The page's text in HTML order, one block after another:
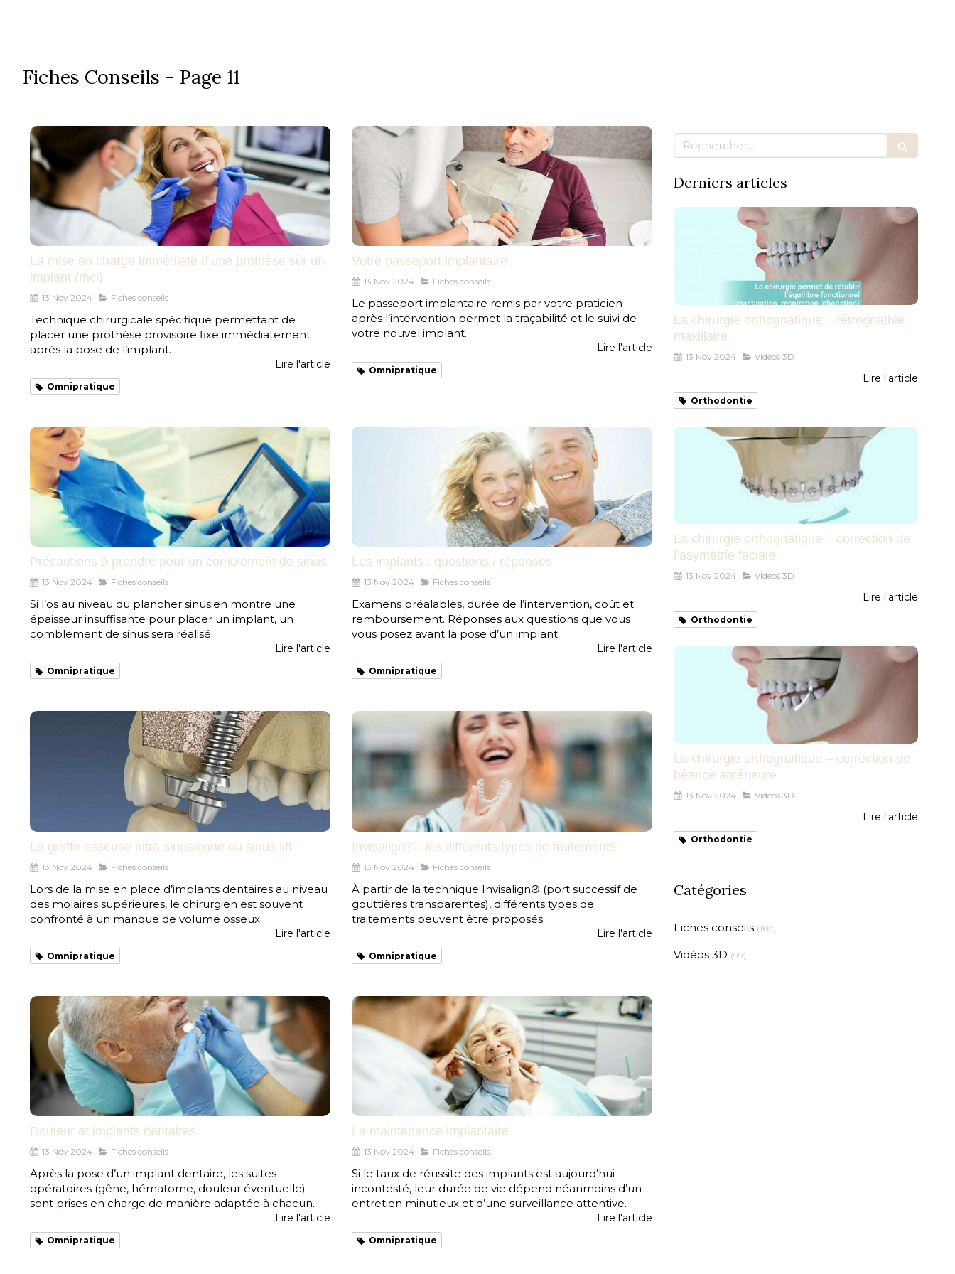
Fiches Conseils - Page 11
La mise en charge immédiate d’une prothèse sur un
implant (mci)
13 Nov 2024 Fiches conseils
Technique chirurgicale spécifique permettant de
placer une prothèse provisoire fixe immédiatement
après la pose de l’implant.
Lire l'article
Omnipratique
Votre passeport implantaire
13 Nov 2024 Fiches conseils
Le passeport implantaire remis par votre praticien
après l’intervention permet la traçabilité et le suivi de
votre nouvel implant.
Lire l'article
Omnipratique
Précautions à prendre pour un comblement de sinus
13 Nov 2024 Fiches conseils
Si l’os au niveau du plancher sinusien montre une
épaisseur insuffisante pour placer un implant, un
comblement de sinus sera réalisé.
Lire l'article
Omnipratique
Les implants : questions / réponses
13 Nov 2024 Fiches conseils
Examens préalables, durée de l’intervention, coût et
remboursement. Réponses aux questions que vous
vous posez avant la pose d’un implant.
Lire l'article
Omnipratique
La greffe osseuse intra sinusienne ou sinus lift
13 Nov 2024 Fiches conseils
Lors de la mise en place d’implants dentaires au niveau
des molaires supérieures, le chirurgien est souvent
confronté à un manque de volume osseux.
Lire l'article
Omnipratique
Invisalign® : les différents types de traitements
13 Nov 2024 Fiches conseils
À partir de la technique Invisalign® (port successif de
gouttières transparentes), différents types de
traitements peuvent être proposés.
Lire l'article
Omnipratique
Douleur et implants dentaires
13 Nov 2024 Fiches conseils
Après la pose d’un implant dentaire, les suites
opératoires (gêne, hématome, douleur éventuelle)
sont prises en charge de manière adaptée à chacun.
Lire l'article
Omnipratique
La maintenance implantaire
13 Nov 2024 Fiches conseils
Si le taux de réussite des implants est aujourd’hui
incontesté, leur durée de vie dépend néanmoins d’un
entretien minutieux et d’une surveillance attentive.
Lire l'article
Omnipratique
Rechercher
Derniers articles
La chirurgie orthognatique – rétrognathie
maxillaire
13 Nov 2024 Vidéos 3D
Lire l'article
Orthodontie
La chirurgie orthognatique – correction de
l’asymétrie faciale
13 Nov 2024 Vidéos 3D
Lire l'article
Orthodontie
La chirurgie orthognatique – correction de
béance antérieure
13 Nov 2024 Vidéos 3D
Lire l'article
Orthodontie
Catégories
Fiches conseils (168)
Vidéos 3D (99)